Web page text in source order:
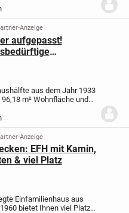
ca. 65 qm verteilen sich
1 Küche, 1
1...
Anzeige
aufgepasst!
aus dem Jahr 1933
m² Wohnfläche und
für individuelle
etwas
eröffnet...
Anzeige
EFH mit Kamin,
& viel Platz
Einfamilienhaus aus
bietet Ihnen viel Platz